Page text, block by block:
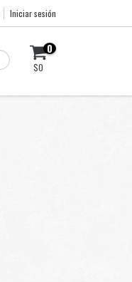
Iniciar sesión
0
$0